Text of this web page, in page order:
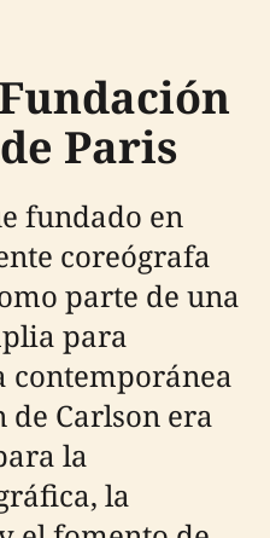
Paris
fundado en
coreógrafa
parte de una
para
contemporánea
de Carlson era
la
la